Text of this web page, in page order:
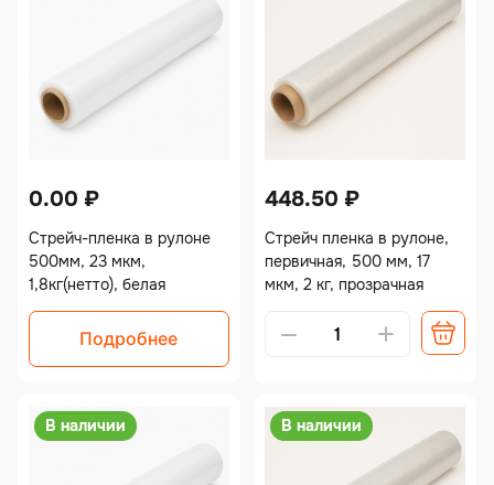
0.00 ₽
Стрейч-пленка в рулоне
500мм, 23 мкм,
1,8кг(нетто), белая
Подробнее
448.50 ₽
Стрейч пленка в рулоне,
первичная, 500 мм, 17
мкм, 2 кг, прозрачная
Alternative:
В наличии В наличии